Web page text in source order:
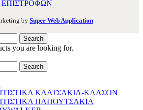
ΕΠΙΣΤΡΟΦΩΝ
by Super Web Application
Search
you are looking for.
Search
ΚΑΛΤΣΑΚΙΑ-ΚΑΛΣΟΝ
ΠΑΠΟΥΤΣΑΚΙΑ